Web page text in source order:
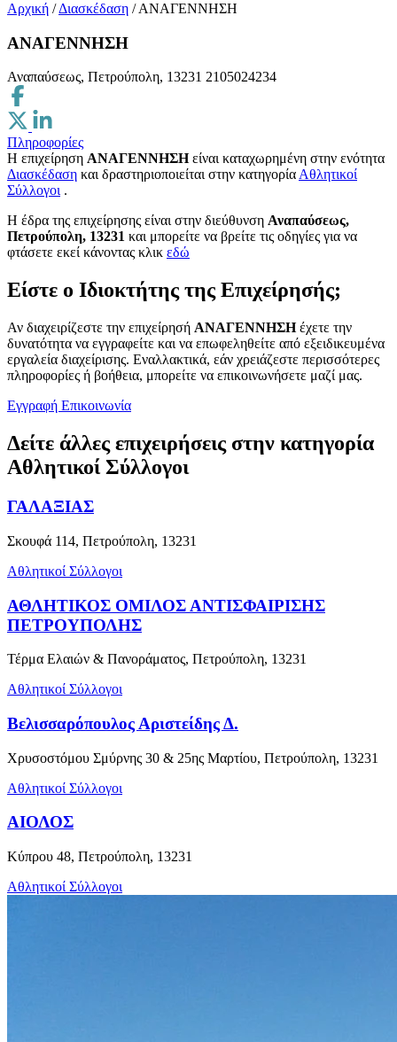
Αρχική / Διασκέδαση / ΑΝΑΓΕΝΝΗΣΗ
ΑΝΑΓΕΝΝΗΣΗ
Αναπαύσεως, Πετρούπολη, 13231 2105024234
Πληροφορίες
Η επιχείρηση ΑΝΑΓΕΝΝΗΣΗείναι καταχωρημένη στην ενότητα
Διασκέδαση και δραστηριοποιείται στην κατηγορίαΑθλητικοί
Σύλλογοι .
H έδρα της επιχείρησης είναι στην διεύθυνση Αναπαύσεως,
Πετρούπολη, 13231 και μπορείτε να βρείτε τις οδηγίες για να
φτάσετε εκεί κάνοντας κλικ εδώ
Είστε ο Ιδιοκτήτης της Επιχείρησής;
Αν διαχειρίζεστε την επιχείρησή ΑΝΑΓΕΝΝΗΣΗέχετε την
δυνατότητα να εγγραφείτε και να επωφεληθείτε από εξειδικευμένα
εργαλεία διαχείρισης. Εναλλακτικά, εάν χρειάζεστε περισσότερες
πληροφορίες ή βοήθεια, μπορείτε να επικοινωνήσετε μαζί μας.
Εγγραφή Επικοινωνία
Δείτε άλλες επιχειρήσεις στην κατηγορία
Αθλητικοί Σύλλογοι
ΓΑΛΑΞΙΑΣ
Σκουφά 114, Πετρούπολη, 13231
Αθλητικοί Σύλλογοι
ΑΘΛΗΤΙΚΟΣ ΟΜΙΛΟΣ ΑΝΤΙΣΦΑΙΡΙΣΗΣ
ΠΕΤΡΟΥΠΟΛΗΣ
Τέρμα Ελαιών & Πανοράματος, Πετρούπολη, 13231
Αθλητικοί Σύλλογοι
Βελισσαρόπουλος Αριστείδης Δ.
Χρυσοστόμου Σμύρνης 30 & 25ης Μαρτίου, Πετρούπολη, 13231
Αθλητικοί Σύλλογοι
ΑΙΟΛΟΣ
Κύπρου 48, Πετρούπολη, 13231
Αθλητικοί Σύλλογοι